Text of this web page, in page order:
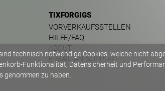
TIXFORGIGS
VORVERKAUFSSTELLEN
HILFE/FAQ
ABOUT
E-MAIL AN SUPPORT
technisch notwendige Cookies, welche nicht
Funktionalität, Datensicherheit und
genommen zu haben.